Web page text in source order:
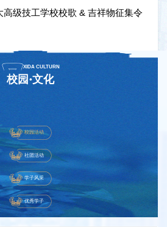
高级技工学校校歌 & 吉祥物征集令
XIDA CULTURN
校园·文化
校园活动
社团活动
学子风采
优秀学子